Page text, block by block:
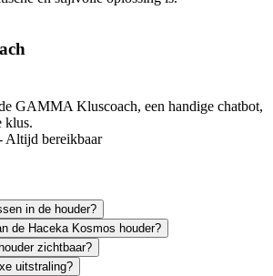
GAMMA Kluscoach, een handige chatbot,
klus.
bereikbaar
in de houder?
de Haceka Kosmos houder?
zichtbaar?
uitstraling?